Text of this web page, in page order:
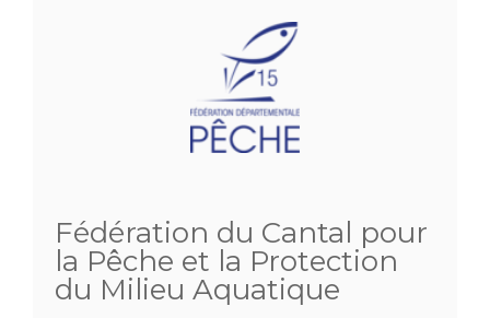
Fédération du Cantal pour
la Pêche et la Protection
du Milieu Aquatique